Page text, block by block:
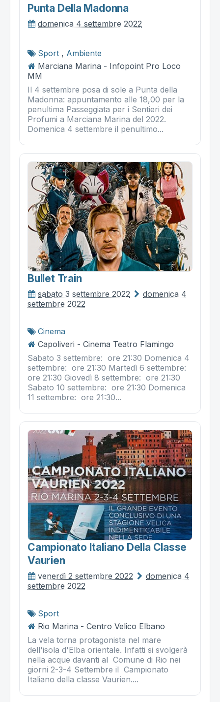
Punta Della Madonna
domenica 4 settembre 2022
Sport , Ambiente
Marciana Marina - Infopoint Pro Loco
MM
Il 4 settembre posa di sole a Punta della
Madonna: appuntamento alle 18,00 per la
penultima Passeggiata per i Sentieri dei
Profumi a Marciana Marina del 2022.
Domenica 4 settembre il penultimo...
Bullet Train
sabato 3 settembre 2022
domenica 4
settembre 2022
Cinema
Capoliveri - Cinema Teatro Flamingo
Sabato 3 settembre: ore 21:30 Domenica 4
settembre: ore 21:30 Martedì 6 settembre:
ore 21:30 Giovedì 8 settembre: ore 21:30
Sabato 10 settembre: ore 21:30 Domenica
11 settembre: ore 21:30...
Campionato Italiano Della Classe
Vaurien
venerdì 2 settembre 2022
domenica 4
settembre 2022
Sport
Rio Marina - Centro Velico Elbano
La vela torna protagonista nel mare
dell'isola d'Elba orientale. Infatti si svolgerà
nella acque davanti al Comune di Rio nei
giorni 2-3-4 Settembre il Campionato
Italiano della classe Vaurien....